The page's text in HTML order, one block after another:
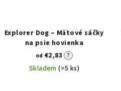
Explorer Dog – Mätové sáčky
na psie hovienka
od €2,83 ?
Skladem(>5 ks)